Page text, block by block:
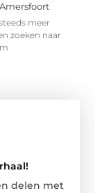
meer
zoeken naar
delen met